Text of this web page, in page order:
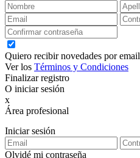
Quiero recibir novedades por email
Ver los Términos y Condiciones
Finalizar registro
O iniciar sesión
x
Área profesional
Iniciar sesión
Olvidé mi contraseña